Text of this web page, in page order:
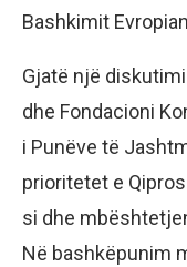
Bashkimit
Gjatë një diskutimi
dhe Fondacioni
i Punëve të
prioritetet e
si dhe
Në bashkëpunim